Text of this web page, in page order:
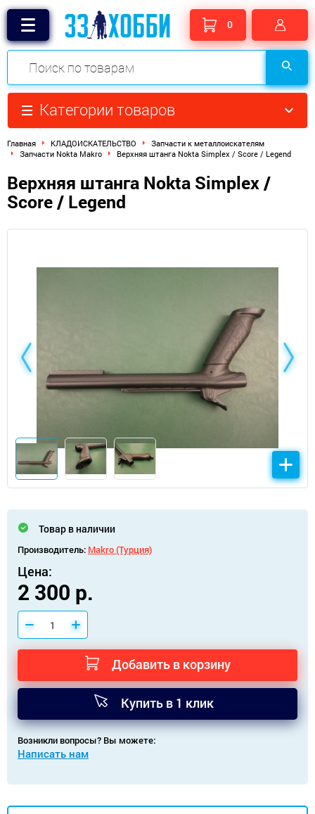
0
Категории товаров
Главная КЛАДОИСКАТЕЛЬСТВО
Запчасти к металлоискателям
Запчасти Nokta Makro
Верхняя штанга Nokta Simplex / Score / Legend
Верхняя штанга Nokta Simplex /
Score / Legend
Товар в наличии
Производитель: Makro (Турция)
Цена:
2 300 р.
Добавить в корзину
Купить в 1 клик
Возникли вопросы? Вы можете:
Написать нам